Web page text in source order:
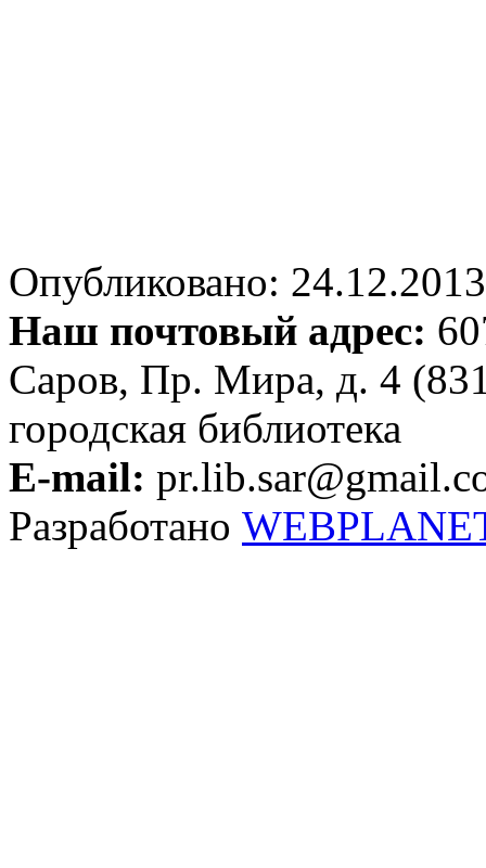
Опубликовано:
Наш почтовый адрес:
Саров, Пр. Мира, д. 4
городская библиотека
E-mail:
Разработано